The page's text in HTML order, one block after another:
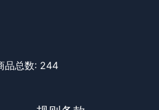
品总数: 244